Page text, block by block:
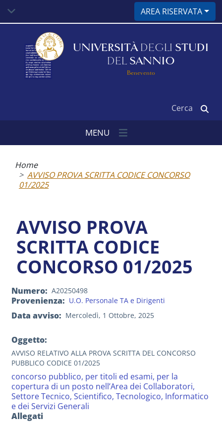
contenuto
AREA RISERVATA
UNIVERSITÀ DEGLI STUDI
DEL SANNIO
Benevento
MENU
pane
Home
AVVISO PROVA SCRITTA CODICE CONCORSO
01/2025
AVVISO PROVA
SCRITTA CODICE
CONCORSO 01/2025
Numero A20250498
Provenienza U.O. Personale TA e Dirigenti
Data avviso Mercoledì, 1 Ottobre, 2025
Oggetto:
AVVISO RELATIVO ALLA PROVA SCRITTA DEL CONCORSO
PUBBLICO CODICE 01/2025
concorso pubblico, per titoli ed esami, per la
copertura di un posto nell’Area dei Collaboratori,
Settore Tecnico, Scientifico, Tecnologico, Informatico
e dei Servizi Generali
Allegati